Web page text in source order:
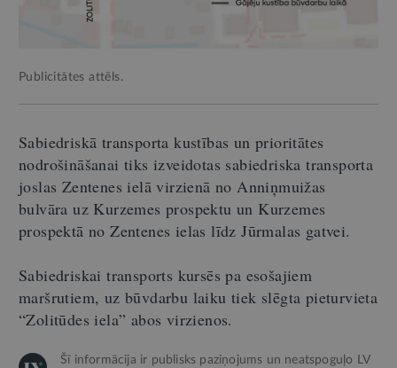
Publicitātes attēls.
Sabiedriskā transporta kustības un prioritātes
nodrošināšanai tiks izveidotas sabiedriska transporta
joslas Zentenes ielā virzienā no Anniņmuižas
bulvāra uz Kurzemes prospektu un Kurzemes
prospektā no Zentenes ielas līdz Jūrmalas gatvei.
Sabiedriskai transports kursēs pa esošajiem
maršrutiem, uz būvdarbu laiku tiek slēgta pieturvieta
“Zolitūdes iela” abos virzienos.
Šī informācija ir publisks paziņojums un neatspoguļo LV